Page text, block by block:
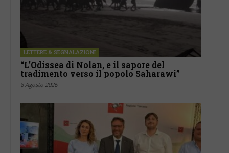
LETTERE & SEGNALAZIONI
“L’Odissea di Nolan, e il sapore del
tradimento verso il popolo Saharawi”
8 Agosto 2026